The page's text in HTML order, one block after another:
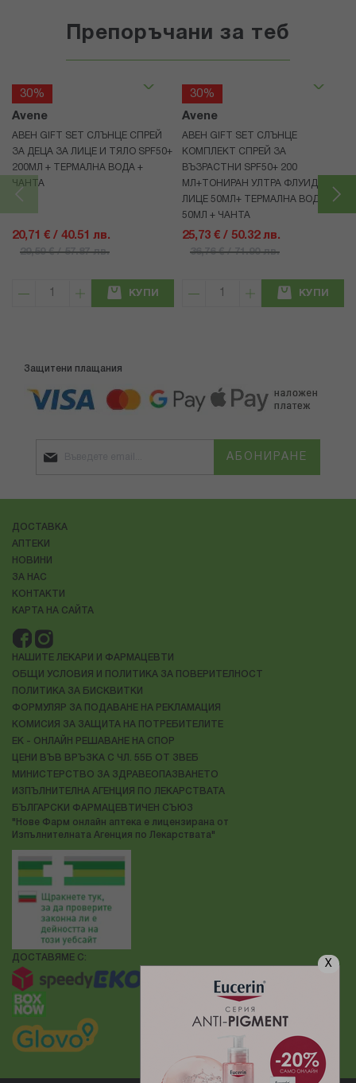
X
Препоръчани за теб
30%
Avene
АВЕН GIFT SET СЛЪНЦЕ СПРЕЙ
ЗА ДЕЦА ЗА ЛИЦЕ И ТЯЛО SPF50+
200МЛ + ТЕРМАЛНА ВОДА +
ЧАНТА
20,71 € / 40.51 лв.
29,59 € / 57.87 лв.
КУПИ
30%
Avene
АВЕН GIFT SET СЛЪНЦЕ
КОМПЛЕКТ СПРЕЙ ЗА
ВЪЗРАСТНИ SPF50+ 200
МЛ+ТОНИРАН УЛТРА ФЛУИД ЗА
ЛИЦЕ 50МЛ+ ТЕРМАЛНА ВОДА
50МЛ + ЧАНТА
25,73 € / 50.32 лв.
36,76 € / 71.90 лв.
КУПИ
Защитени плащания
АБОНИРАНЕ
ДОСТАВКА
АПТЕКИ
НОВИНИ
ЗА НАС
КОНТАКТИ
КАРТА НА САЙТА
НАШИТЕ ЛЕКАРИ И ФАРМАЦЕВТИ
ОБЩИ УСЛОВИЯ И ПОЛИТИКА ЗА ПОВЕРИТЕЛНОСТ
ПОЛИТИКА ЗА БИСКВИТКИ
ФОРМУЛЯР ЗА ПОДАВАНЕ НА РЕКЛАМАЦИЯ
КОМИСИЯ ЗА ЗАЩИТА НА ПОТРЕБИТЕЛИТЕ
ЕК - ОНЛАЙН РЕШАВАНЕ НА СПОР
ЦЕНИ ВЪВ ВРЪЗКА С ЧЛ. 55Б ОТ ЗВЕБ
МИНИСТЕРСТВО ЗА ЗДРАВЕОПАЗВАНЕТО
ИЗПЪЛНИТЕЛНА АГЕНЦИЯ ПО ЛЕКАРСТВАТА
БЪЛГАРСКИ ФАРМАЦЕВТИЧЕН СЪЮЗ
"Нове Фарм онлайн аптека е лицензирана от
Изпълнителната Агенция по Лекарствата"
ДОСТАВЯМЕ С: